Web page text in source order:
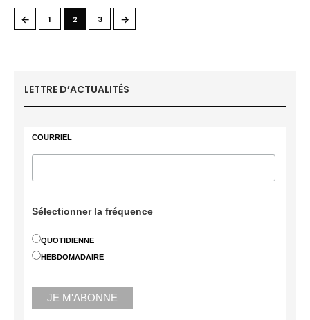
← 1 2 3 →
LETTRE D’ACTUALITÉS
COURRIEL
Sélectionner la fréquence
QUOTIDIENNE
HEBDOMADAIRE